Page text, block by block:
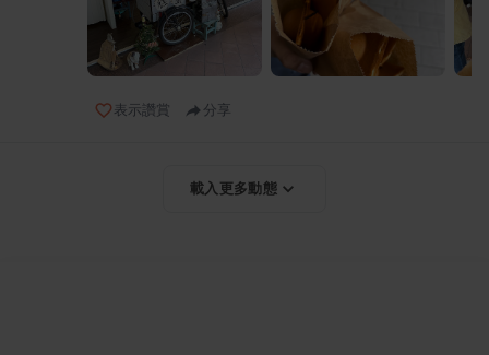
表示讚賞 分享
載入更多動態